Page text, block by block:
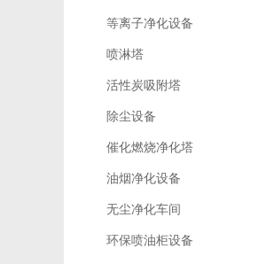
等离子净化设备
喷淋塔
活性炭吸附塔
除尘设备
催化燃烧净化塔
油烟净化设备
无尘净化车间
环保喷油柜设备